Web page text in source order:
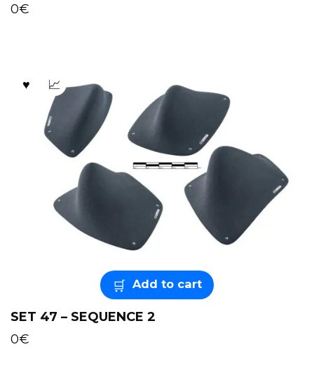
0€
Add to cart
SET 47 – SEQUENCE 2
0€